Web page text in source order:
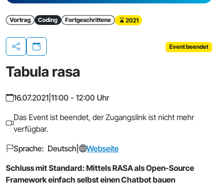
Vortrag Coding Fortgeschrittene 2021
Teilen
Event beendet
Tabula rasa
16.07.2021 11:00 - 12:00 Uhr
Das Event ist beendet, der Zugangslink ist nicht mehr
verfügbar.
Sprache: Deutsch
Webseite
Schluss mit Standard: Mittels RASA als Open-Source
Framework einfach selbst einen Chatbot bauen